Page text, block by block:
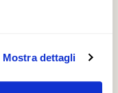
Mostra dettagli
fare domanda i
motorie